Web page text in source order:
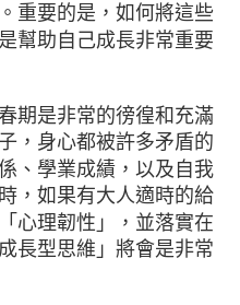
重要的是，如何將這些
幫助自己成長非常重要
期是非常的徬徨和充滿
，身心都被許多矛盾的
、學業成績，以及自我
，如果有大人適時的給
心理韌性」，並落實在
長型思維」將會是非常